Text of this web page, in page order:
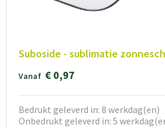
Suboside - sublimatie
Vanaf € 0,97
Bedrukt geleverd in: 8 werkdag(en)
Onbedrukt geleverd in: 5